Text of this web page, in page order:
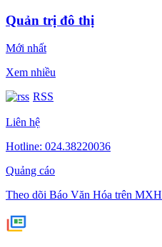
Quản trị đô thị
Mới nhất
Xem nhiều
RSS
Liên hệ
Hotline: 024.38220036
Quảng cáo
Theo dõi Báo Văn Hóa trên MXH